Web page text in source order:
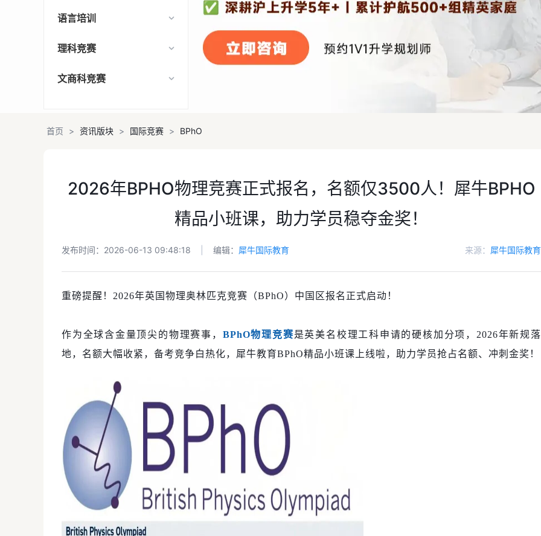
语言培训
理科竞赛
文商科竞赛
首页 > 资讯版块 > 国际竞赛 > BPhO
2026年BPHO物理竞赛正式报名，名额仅3500人！犀牛BPHO
精品小班课，助力学员稳夺金奖！
发布时间：2026-06-13 09:48:18 编辑： 犀牛国际教育 来源： 犀牛国际教育
重磅提醒！2026年英国物理奥林匹克竞赛（BPhO）中国区报名正式启动！
作为全球含金量顶尖的物理赛事， BPhO物理竞赛是英美名校理工科申请的硬核加分项，2026年新规落
地，名额大幅收紧，备考竞争白热化， 犀牛教育BPhO精品小班课上线啦，助力学员抢占名额、冲刺金奖！